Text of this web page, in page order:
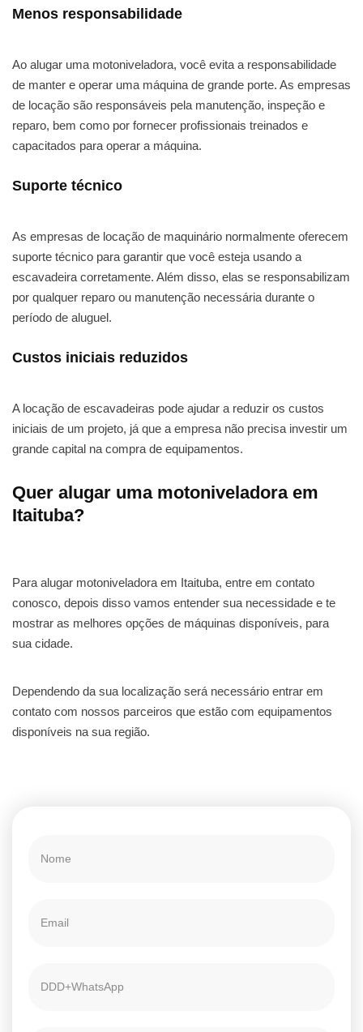
Menos responsabilidade
Ao alugar uma motoniveladora, você evita a responsabilidade
de manter e operar uma máquina de grande porte. As empresas
de locação são responsáveis pela manutenção, inspeção e
reparo, bem como por fornecer profissionais treinados e
capacitados para operar a máquina.
Suporte técnico
As empresas de locação de maquinário normalmente oferecem
suporte técnico para garantir que você esteja usando a
escavadeira corretamente. Além disso, elas se responsabilizam
por qualquer reparo ou manutenção necessária durante o
período de aluguel.
Custos iniciais reduzidos
A locação de escavadeiras pode ajudar a reduzir os custos
iniciais de um projeto, já que a empresa não precisa investir um
grande capital na compra de equipamentos.
Quer alugar uma motoniveladora em
Itaituba?
Para alugar motoniveladora em Itaituba, entre em contato
conosco, depois disso vamos entender sua necessidade e te
mostrar as melhores opções de máquinas disponíveis, para
sua cidade.
Dependendo da sua localização será necessário entrar em
contato com nossos parceiros que estão com equipamentos
disponíveis na sua região.